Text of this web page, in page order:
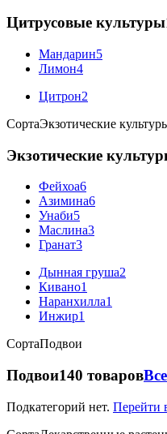
Цитрусовые культуры
Мандарин5
Лимон4
Цитрон2
СортаЭкзотические
Экзотические
Фейхоа6
Азимина6
Унаби5
Маслина3
Гранат3
Дынная груша2
Кивано1
Наранхилла1
Инжир1
СортаПодвои
Подвои140 товаров
Подкатегорий нет. Перейти